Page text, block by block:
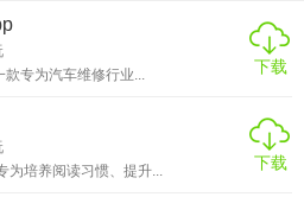
专为汽车维修行业...
下载
培养阅读习惯、提升...
下载